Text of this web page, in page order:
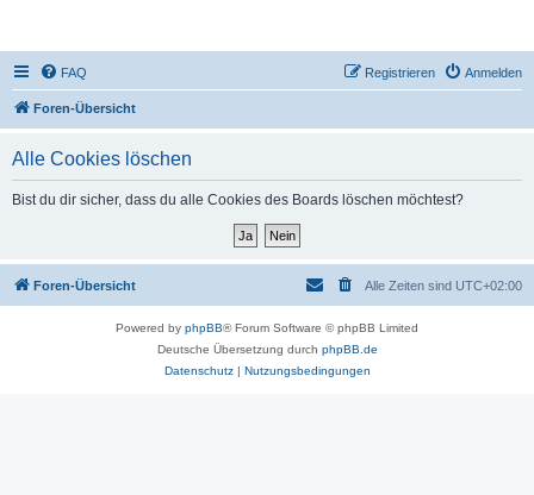
FAQ Anmelden
Registrieren
Foren-Übersicht
Alle Cookies löschen
Bist du dir sicher, dass du alle Cookies des Boards löschen möchtest?
Foren-Übersicht Alle Zeiten sind UTC+02:00
Powered by phpBB® Forum Software © phpBB Limited
Deutsche Übersetzung durch phpBB.de
Datenschutz| Nutzungsbedingungen